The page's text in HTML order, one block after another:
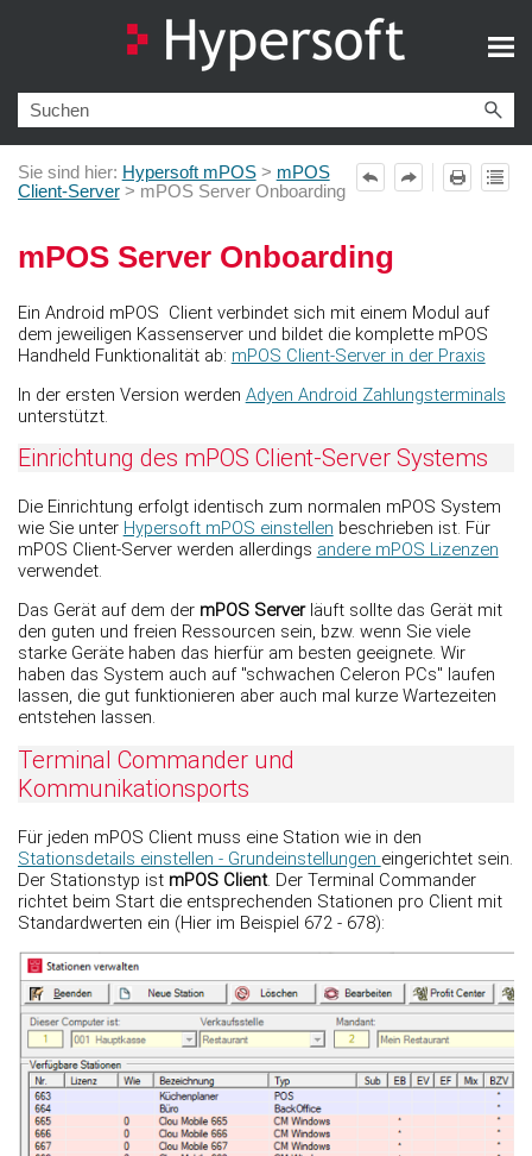
Zu Hauptinhalt springen
Sie sind hier: Hypersoft mPOS> mPOS
Client-Server> mPOS Server Onboarding
mPOS Server Onboarding
Ein Android mPOS Client verbindet sich mit einem Modul auf
dem jeweiligen Kassenserver und bildet die komplette mPOS
Handheld Funktionalität ab: mPOS Client-Server in der Praxis
In der ersten Version werden Adyen Android Zahlungsterminals
unterstützt.
Einrichtung des mPOS Client-Server Systems
Die Einrichtung erfolgt identisch zum normalen mPOS System
wie Sie unter Hypersoft mPOS einstellen beschrieben ist. Für
mPOS Client-Server werden allerdings andere mPOS Lizenzen
verwendet.
Das Gerät auf dem der mPOS Serverläuft sollte das Gerät mit
den guten und freien Ressourcen sein, bzw. wenn Sie viele
starke Geräte haben das hierfür am besten geeignete. Wir
haben das System auch auf "schwachen Celeron PCs" laufen
lassen, die gut funktionieren aber auch mal kurze Wartezeiten
entstehen lassen.
Terminal Commander und
Kommunikationsports
Für jeden mPOS Client muss eine Station wie in den
Stationsdetails einstellen - Grundeinstellungen eingerichtet sein.
Der Stationstyp ist mPOS Client. Der Terminal Commander
richtet beim Start die entsprechenden Stationen pro Client mit
Standardwerten ein (Hier im Beispiel 672 - 678):